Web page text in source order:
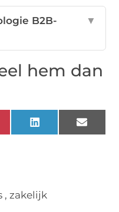
B2B-
▼
hem dan
LinkedIn Email
,zakelijk